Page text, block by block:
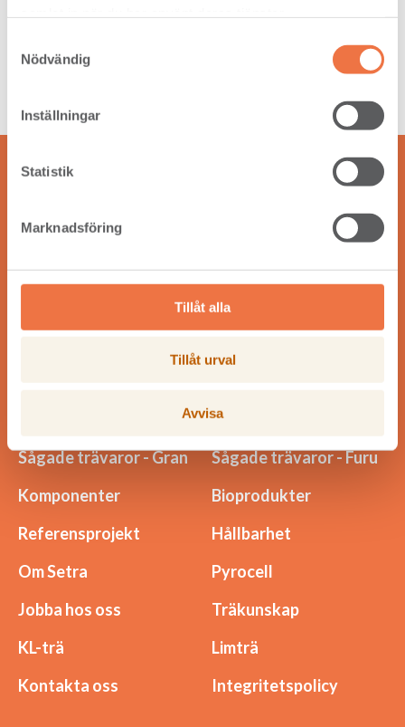
Nödvändig
Inställningar
Statistik
Marknadsföring
Tillåt alla
Tillåt urval
Avvisa
Nybyvägen 8
018-56 08 00
den gröna omställningen i världen, genom att göra affärer
som fler än vi tjänar på.
Sågade trävaror - Gran
Sågade trävaror - Furu
Komponenter
Bioprodukter
Referensprojekt
Hållbarhet
Om Setra
Pyrocell
Jobba hos oss
Träkunskap
KL-trä
Limträ
Kontakta oss
Integritetspolicy